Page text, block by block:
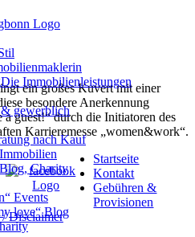
Die Immobilienleistungen
gewerblich
nach Kauf
Charity
Events
love“ Blog
ein großes Kuvert mit einer
besondere Anerkennung
guest!“ durch die Initiatoren des
Karrieremesse „women&work“.
Startseite
Kontakt
Gebühren &
Provisionen
/ Disclaimer